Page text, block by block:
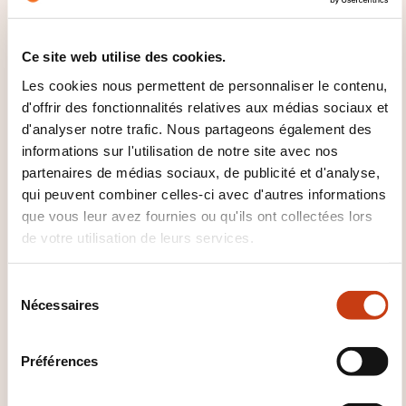
Ce site web utilise des cookies.
Les cookies nous permettent de personnaliser le contenu,
d'offrir des fonctionnalités relatives aux médias sociaux et
d'analyser notre trafic. Nous partageons également des
informations sur l'utilisation de notre site avec nos
partenaires de médias sociaux, de publicité et d'analyse,
qui peuvent combiner celles-ci avec d'autres informations
que vous leur avez fournies ou qu'ils ont collectées lors
de votre utilisation de leurs services.
Nécessaires
Préférences
intéresser:
Langage ASP.NET Langage C
Langage C++
Langage CSS
Langage HTML
Langage java
Langage javascript
Langage PHP
Langage
Python
Langage Ruby
Langage smalltalk
Langage SQL
Langage UML
Langage visual
basic
Langage Visual Basic .NET